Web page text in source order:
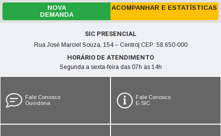
NOVA
DEMANDA
ACOMPANHAR E ESTATÍSTICAS
SIC PRESENCIAL
Rua José Marciel Souza, 154 – Centro| CEP: 58.650-000
HORÁRIO DE ATENDIMENTO
Segunda a sexta-feira das 07h às 14h
Fale Conosco
Ouvidoria
Fale Conosco
E-SIC